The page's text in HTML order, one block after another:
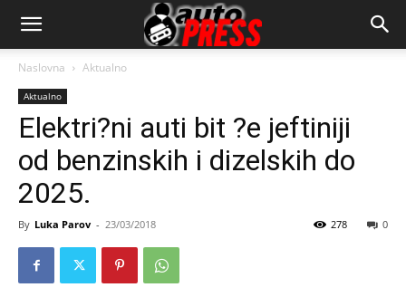
AutopressHR
Naslovna Aktualno
Aktualno
Elektri?ni auti bit ?e jeftiniji
od benzinskih i dizelskih do
2025.
By Luka Parov - 23/03/2018 0
278